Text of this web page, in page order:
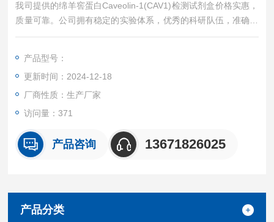
我司提供的绵羊窖蛋白Caveolin-1(CAV1)检测试剂盒价格实惠，
质量可靠。公司拥有稳定的实验体系，优秀的科研队伍，准确的
实验结果，是您值得信赖的合作伙伴，凡购买我司的试剂盒产品
产品型号：
更新时间：2024-12-18
厂商性质：生产厂家
访问量：371
产品咨询 13671826025
产品分类